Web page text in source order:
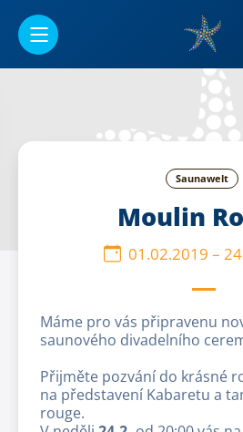
Saunawelt
Moulin
01.02.2019 –
Máme pro vás připravenu
saunového divadelního
Přijměte pozvání do krásné
na představení Kabaretu a
rouge.